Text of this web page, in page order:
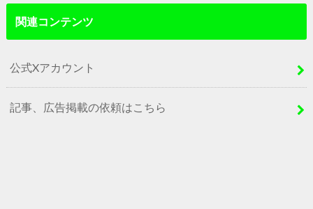
関連コンテンツ
公式Xアカウント
記事、広告掲載の依頼はこちら